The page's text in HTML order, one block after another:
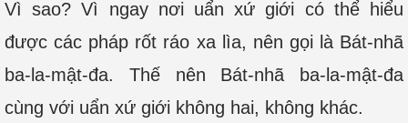
Vì sao? Vì ngay nơi uẩn xứ giới có thể hiểu
được các pháp rốt ráo xa lìa, nên gọi là Bát-nhã
ba-la-mật-đa. Thế nên Bát-nhã ba-la-mật-đa
cùng với uẩn xứ giới không hai, không khác.